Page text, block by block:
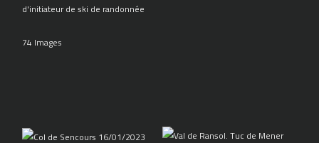
d'initiateur de ski de randonnée
74 Images